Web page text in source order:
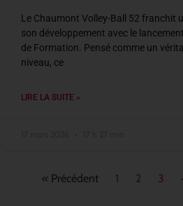
Le Chaumont Volley-Ball 52 franchit
son développement avec le
de Formation. Pensé comme un
niveau, ce
LIRE LA SUITE »
« Précédent 1 2 3